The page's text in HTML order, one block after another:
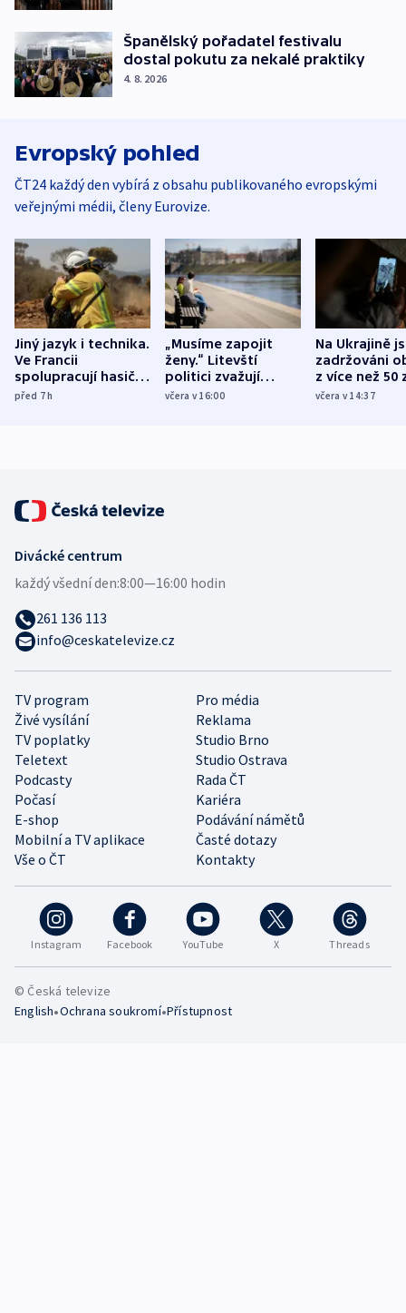
Španělský pořadatel festivalu
dostal pokutu za nekalé praktiky
4. 8. 2026
Evropský pohled
ČT24 každý den vybírá z obsahu publikovaného evropskými
veřejnými médii, členy Eurovize.
Jiný jazyk i technika.
Ve Francii
spolupracují hasiči z
různých zemí
před 7h
„Musíme zapojit
ženy.“ Litevští
politici zvažují
dohodu o
včera v 16:00
Na Ukrajině
zadržováni
z více než 50
Bojovali na
včera v 14:37
Instagram Facebook YouTube X Threads
TV program
Pro média
Živé vysílání
Reklama
TV poplatky
Studio Brno
Teletext
Studio Ostrava
Podcasty
Rada ČT
Počasí
Kariéra
E-shop
Podávání námětů
Mobilní a TV aplikace
Časté dotazy
Vše o ČT
Kontakty
Divácké centrum
každý všední den:8:00—16:00 hodin
261 136 113
info@ceskatelevize.cz
© Česká televize
English•Ochrana soukromí•Přístupnost